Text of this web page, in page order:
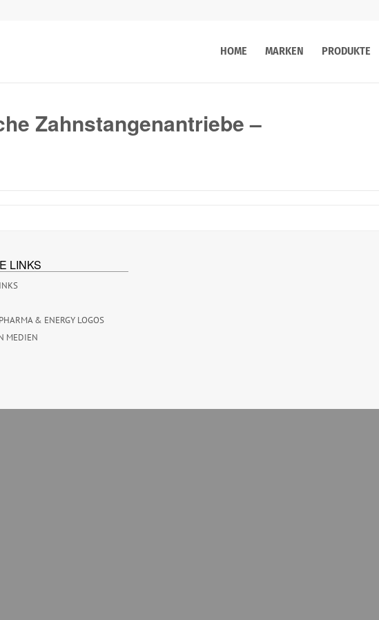
HOME MARKEN PRODUKTE
Zahnstangenantriebe –
LINKS
& ENERGY LOGOS
MEDIEN